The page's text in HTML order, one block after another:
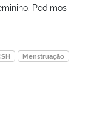
Pedimos
Menstruação